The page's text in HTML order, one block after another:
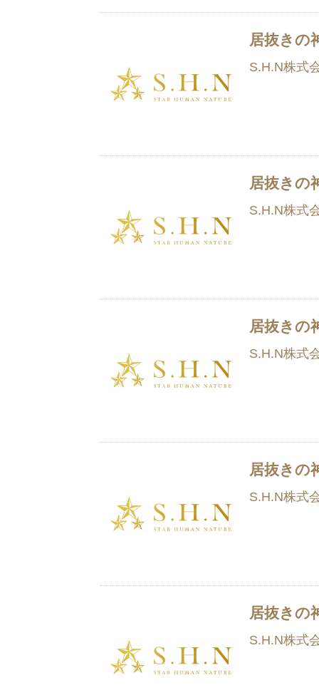
居抜きの
S.H.N株式
居抜きの
S.H.N株式
居抜きの
S.H.N株式
居抜きの
S.H.N株式
居抜きの
S.H.N株式